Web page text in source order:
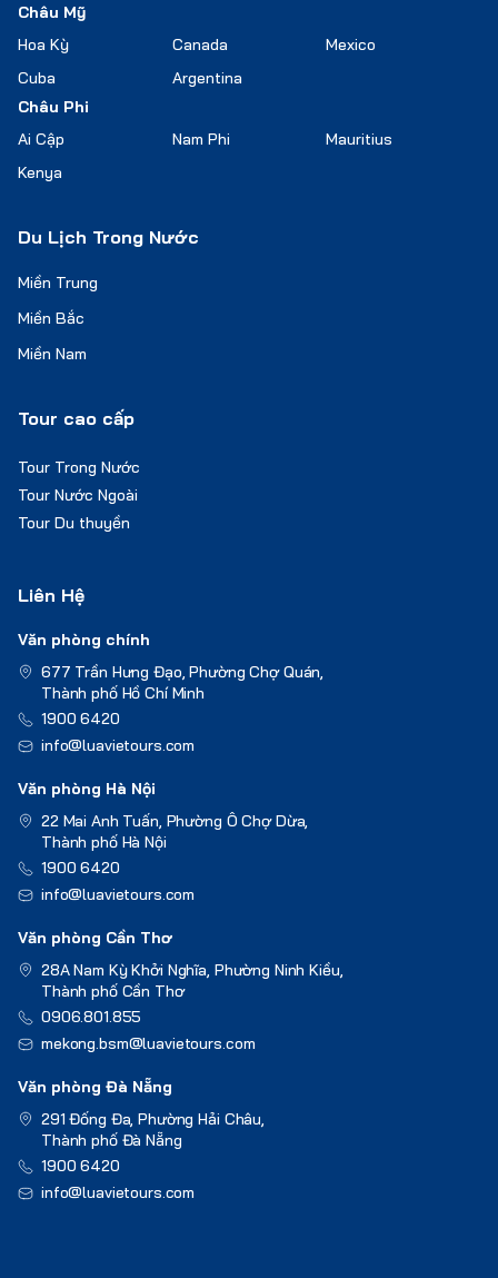
Châu Mỹ
Hoa Kỳ
Canada
Mexico
Cuba
Argentina
Châu Phi
Ai Cập
Nam Phi
Mauritius
Kenya
Du Lịch Trong Nước
Miền Trung
Miền Bắc
Miền Nam
Tour cao cấp
Tour Trong Nước
Tour Nước Ngoài
Tour Du thuyền
Liên Hệ
Văn phòng chính
677 Trần Hưng Đạo, Phường Chợ Quán,
Thành phố Hồ Chí Minh
1900 6420
info@luavietours.com
Văn phòng Hà Nội
22 Mai Anh Tuấn, Phường Ô Chợ Dừa,
Thành phố Hà Nội
1900 6420
info@luavietours.com
Văn phòng Cần Thơ
28A Nam Kỳ Khởi Nghĩa, Phường Ninh Kiều,
Thành phố Cần Thơ
0906.801.855
mekong.bsm@luavietours.com
Văn phòng Đà Nẵng
291 Đống Đa, Phường Hải Châu,
Thành phố Đà Nẵng
1900 6420
info@luavietours.com